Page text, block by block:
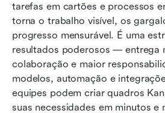
tarefas em cartões e processos
torna o trabalho visível, os
progresso mensurável. É uma
resultados poderosos — entrega
colaboração e maior
modelos, automação e
equipes podem criar quadros
suas necessidades em minutos e